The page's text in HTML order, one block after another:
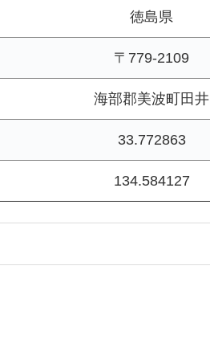
徳島県
〒779-2109
海部郡美波町田井
33.772863
134.584127